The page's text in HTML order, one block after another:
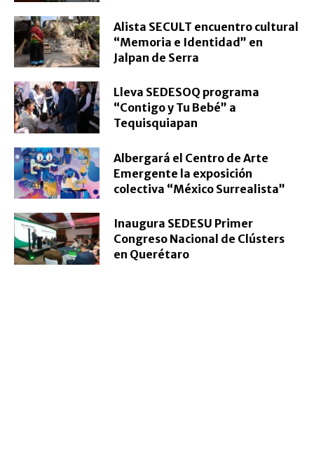
Alista SECULT encuentro cultural
“Memoria e Identidad” en
Jalpan de Serra
Lleva SEDESOQ programa
“Contigo y Tu Bebé” a
Tequisquiapan
Albergará el Centro de Arte
Emergente la exposición
colectiva “México Surrealista”
Inaugura SEDESU Primer
Congreso Nacional de Clústers
en Querétaro